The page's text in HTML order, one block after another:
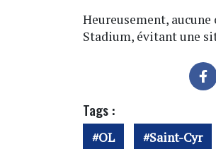
Heureusement,
Stadium, évitant une
Tags :
OL Saint-Cyr